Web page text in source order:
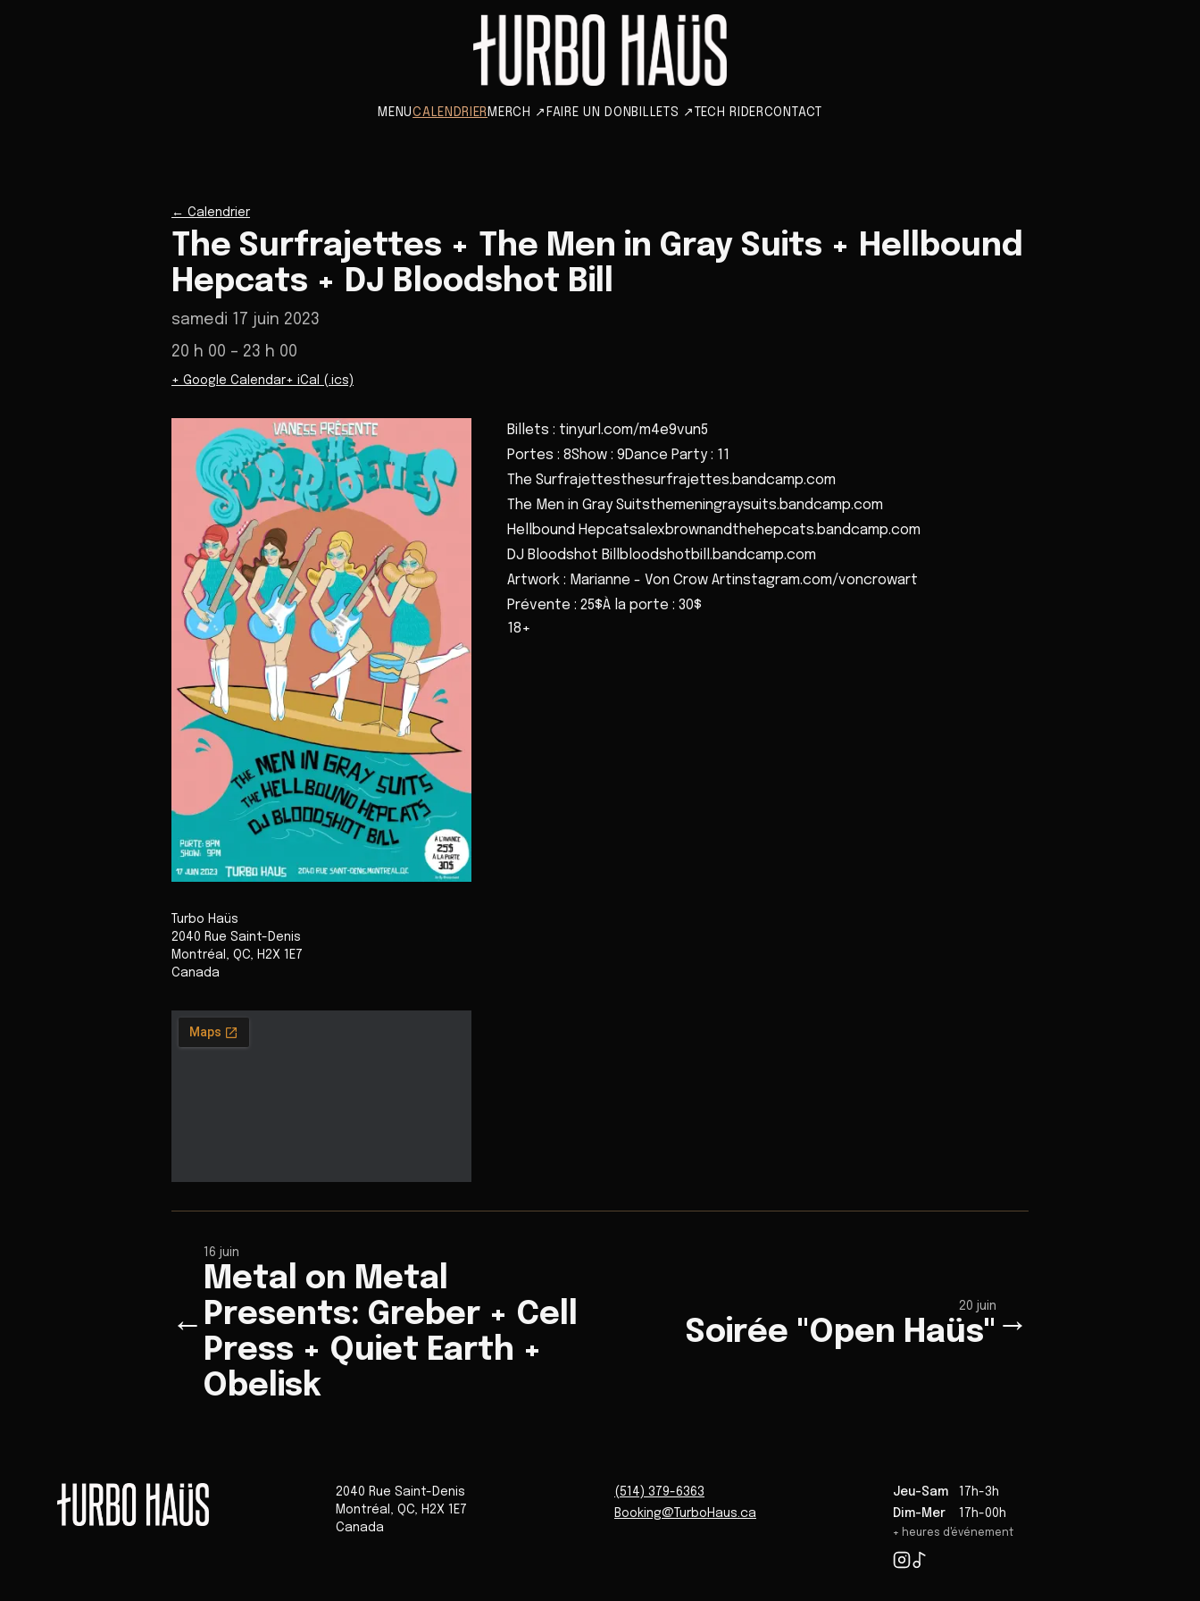
MENUCALENDRIER MERCH ↗ FAIRE UN DON BILLETS ↗ TECH RIDERCONTACT
← Calendrier
The Surfrajettes + The Men in Gray Suits + Hellbound
Hepcats + DJ Bloodshot Bill
samedi 17 juin 2023
20 h 00 – 23 h 00
+ Google Calendar+ iCal (.ics)
Turbo Haüs
2040 Rue Saint-Denis
Montréal , QC, H2X 1E7
Canada
Billets : tinyurl.com/m4e9vun5
Portes : 8Show : 9Dance Party : 11
The Surfrajettesthesurfrajettes.bandcamp.com
The Men in Gray Suitsthemeningraysuits.bandcamp.com
Hellbound Hepcatsalexbrownandthehepcats.bandcamp.com
DJ Bloodshot Billbloodshotbill.bandcamp.com
Artwork : Marianne - Von Crow Artinstagram.com/voncrowart
Prévente : 25$À la porte : 30$
18+
←
16 juin
Metal on Metal
Presents: Greber + Cell
Press + Quiet Earth +
Obelisk
20 juin
Soirée "Open Haüs" →
2040 Rue Saint-Denis
Montréal , QC, H2X 1E7
Canada
(514) 379-6363
Booking@TurboHaus.ca
Jeu-Sam
17h-3h
Dim-Mer
17h-00h
+ heures d'événement